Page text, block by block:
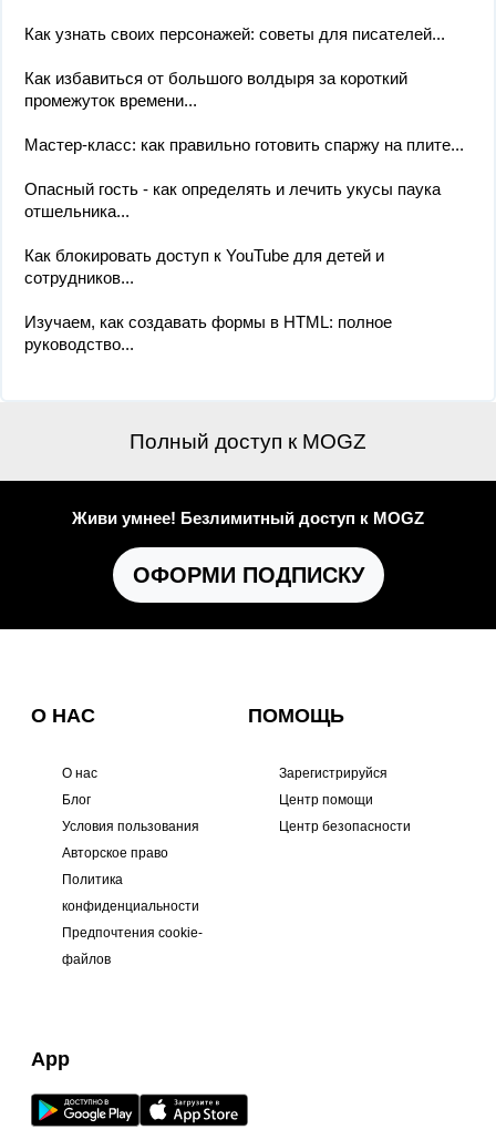
Как узнать своих персонажей: советы для писателей...
Как избавиться от большого волдыря за короткий
промежуток времени...
Мастер-класс: как правильно готовить спаржу на плите...
Опасный гость - как определять и лечить укусы паука
отшельника...
Как блокировать доступ к YouTube для детей и
сотрудников...
Изучаем, как создавать формы в HTML: полное
руководство...
Полный доступ к MOGZ
Живи умнее! Безлимитный доступ к MOGZ
ОФОРМИ ПОДПИСКУ
О НАС
О нас
Блог
Условия пользования
Авторское право
Политика
конфиденциальности
Предпочтения cookie-
файлов
ПОМОЩЬ
Зарегистрируйся
Центр помощи
Центр безопасности
App